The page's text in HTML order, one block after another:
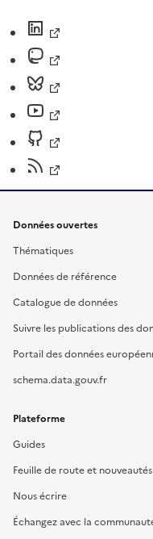
Données ouvertes
Thématiques
Données de référence
Catalogue de données
Suivre les publications des
Portail des données
schema.data.gouv.fr
Plateforme
Guides
Feuille de route et nouveautés
Nous écrire
Échangez avec la